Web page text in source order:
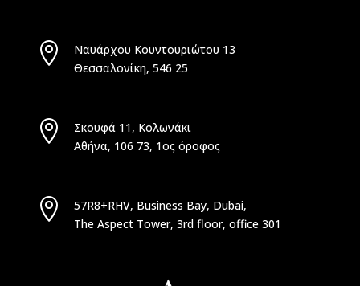

Ναυάρχου Κουντουριώτου 13
Θεσσαλονίκη, 546 25

Σκουφά 11, Κολωνάκι
Αθήνα, 106 73, 1ος όροφος

57R8+RHV, Business Bay, Dubai,
The Aspect Tower, 3rd floor, office 301